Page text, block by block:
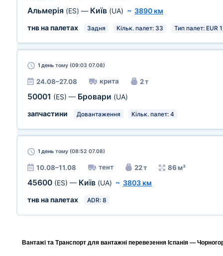
Альмерія (ES) — Київ (UA) ~ 3890 км
тнв на палетах
Задня Кільк. палет: 33 Тип палет: EUR
1 день тому (09:03 07.08)
24.08–27.08 крита 2 т
50001 (ES) — Бровари (UA)
запчастини
Довантаження Кільк. палет: 4
1 день тому (08:52 07.08)
10.08–11.08 тент 22 т 86 м³
45600 (ES) — Київ (UA) ~ 3803 км
тнв на палетах
ADR: 8
Вантажі та Транспорт для вантажні перевезення Іспанія —